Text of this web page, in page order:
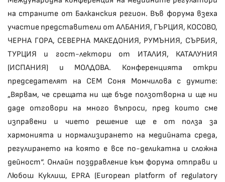
на страните от Балканския регион. Във форума взеха
участие представители от АЛБАНИЯ, ГЪРЦИЯ, КОСОВО,
ЧЕРНА ГОРА, СЕВЕРНА МАКЕДОНИЯ, РУМЪНИЯ, СЪРБИЯ,
ТУРЦИЯ и гост-лектори от ИТАЛИЯ, КАТАЛУНИЯ
(ИСПАНИЯ) и МОЛДОВА. Конференцията откри
председателят на СЕМ Соня Момчилова с думите:
„Вярвам, че срещата ни ще бъде ползотворна и ще ни
даде отговори на много въпроси, пред които сме
изправени и чието решение ще е от полза за
хармонията и нормализирането на медийната среда,
регулирането на която е все по-деликатна и сложна
дейност“. Онлайн поздравление към форума отправи и
Любош Куклиш, EPRA (European platform of regulatory